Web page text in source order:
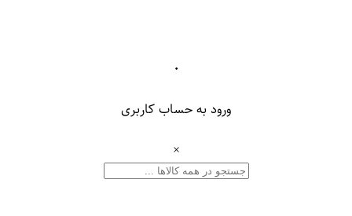
۰
ورود به حساب کاربری
×